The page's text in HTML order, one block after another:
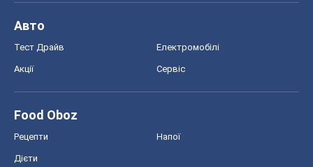
Авто
Тест Драйв Електромобілі
Акції Сервіс
Food Oboz
Рецепти Напої
Дієти